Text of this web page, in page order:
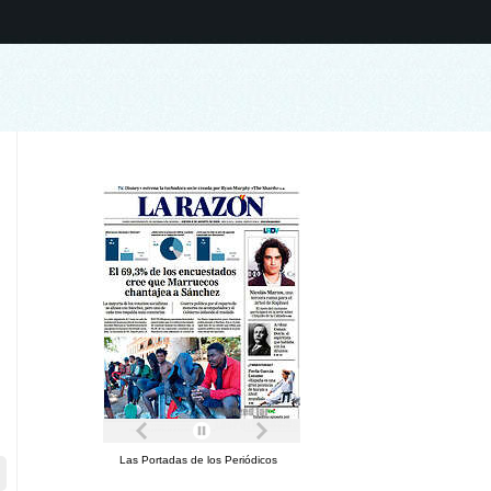
Las Portadas de los Periódicos